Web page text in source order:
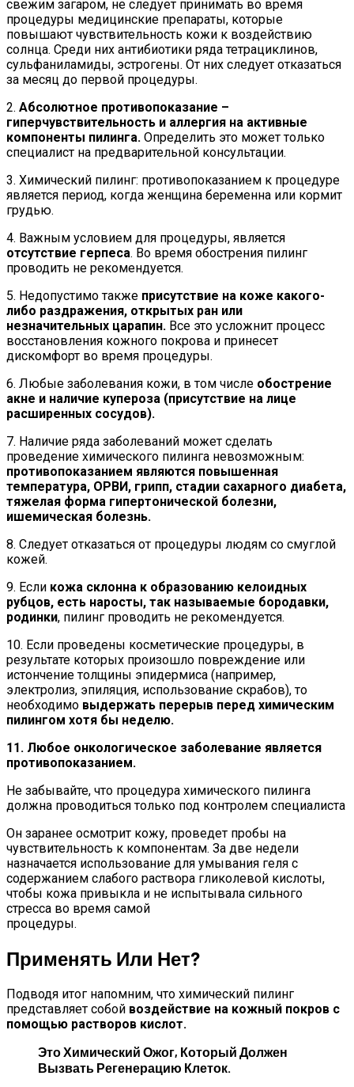
свежим загаром, не следует принимать во время
процедуры медицинские препараты, которые
повышают чувствительность кожи к воздействию
солнца. Среди них антибиотики ряда тетрациклинов,
сульфаниламиды, эстрогены. От них следует отказаться
за месяц до первой процедуры.
2. Абсолютное противопоказание –
гиперчувствительность и аллергия на активные
компоненты пилинга. Определить это может только
специалист на предварительной консультации.
3. Химический пилинг: противопоказанием к процедуре
является период, когда женщина беременна или кормит
грудью.
4. Важным условием для процедуры, является
отсутствие герпеса. Во время обострения пилинг
проводить не рекомендуется.
5. Недопустимо также присутствие на коже какого-
либо раздражения, открытых ран или
незначительных царапин. Все это усложнит процесс
восстановления кожного покрова и принесет
дискомфорт во время процедуры.
6. Любые заболевания кожи, в том числе обострение
акне и наличие купероза (присутствие на лице
расширенных сосудов).
7. Наличие ряда заболеваний может сделать
проведение химического пилинга невозможным:
противопоказанием являются повышенная
температура, ОРВИ, грипп, стадии сахарного диабета,
тяжелая форма гипертонической болезни,
ишемическая болезнь.
8. Следует отказаться от процедуры людям со смуглой
кожей.
9. Если кожа склонна к образованию келоидных
рубцов, есть наросты, так называемые бородавки,
родинки, пилинг проводить не рекомендуется.
10. Если проведены косметические процедуры, в
результате которых произошло повреждение или
истончение толщины эпидермиса (например,
электролиз, эпиляция, использование скрабов), то
необходимо выдержать перерыв перед химическим
пилингом хотя бы неделю.
11. Любое онкологическое заболевание является
противопоказанием.
Не забывайте, что процедура химического пилинга
должна проводиться только под контролем специалиста
Он заранее осмотрит кожу, проведет пробы на
чувствительность к компонентам. За две недели
назначается использование для умывания геля с
содержанием слабого раствора гликолевой кислоты,
чтобы кожа привыкла и не испытывала сильного
стресса во время самой
процедуры.
Применять Или Нет?
Подводя итог напомним, что химический пилинг
представляет собой воздействие на кожный покров с
помощью растворов кислот.
Это Химический Ожог, Который Должен
Вызвать Регенерацию Клеток.